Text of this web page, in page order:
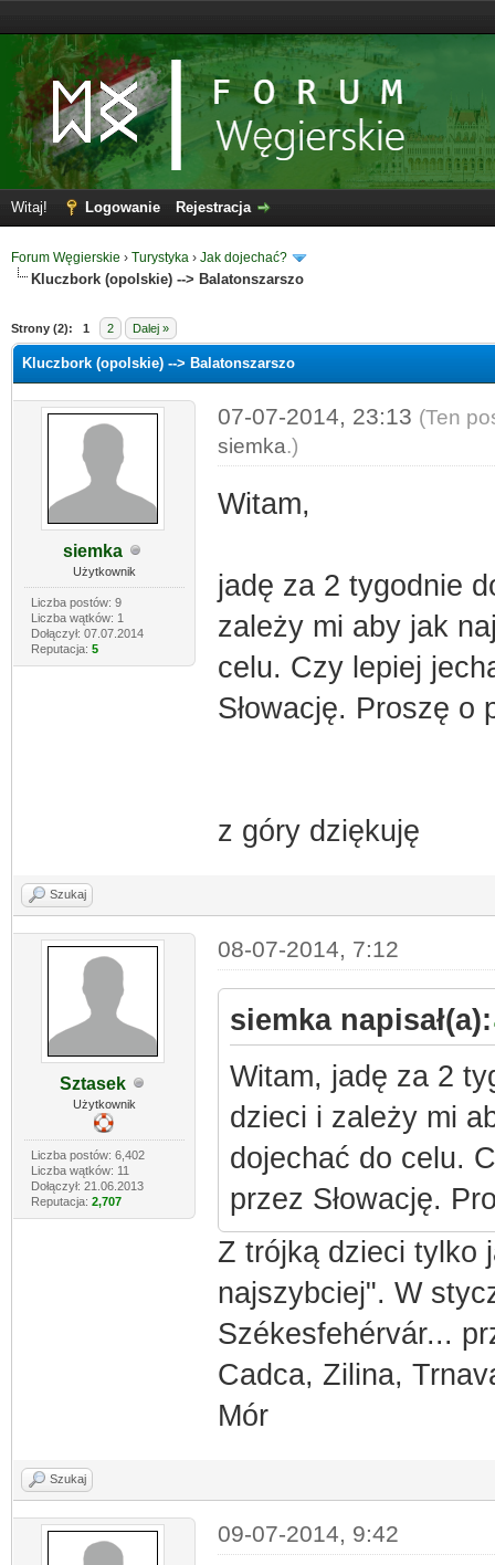
Witaj! Logowanie Rejestracja
Forum Węgierskie › Turystyka › Jak dojechać?
Kluczbork (opolskie) --> Balatonszarszo
Strony (2): 1 2 Dalej »
Kluczbork (opolskie) --> Balatonszarszo
siemka
Użytkownik
Liczba postów: 9
Liczba wątków: 1
Dołączył: 07.07.2014
Reputacja: 5
07-07-2014, 23:13 (Ten
siemka.)
Witam,
jadę za 2 tygodnie
zależy mi aby jak
celu. Czy lepiej
Słowację. Proszę o
z góry dziękuję
Szukaj
Sztasek
Użytkownik
Liczba postów: 6,402
Liczba wątków: 11
Dołączył: 21.06.2013
Reputacja: 2,707
08-07-2014, 7:12
siemka napisał(a):
Witam, jadę za 2
dzieci i zależy mi
dojechać do celu.
przez Słowację.
Z trójką dzieci tylko
najszybciej". W
Székesfehérvár...
Cadca, Zilina,
Mór
Szukaj
09-07-2014, 9:42